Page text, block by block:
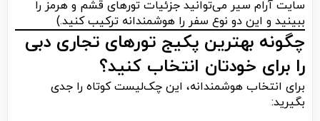
سایت آرام سیر می‌توانید جزئیات تورهای قشم و هرمز را
ببینید و این دو نوع سفر را هوشمندانه ترکیب کنید.)
چگونه بهترین پکیج تورهای تجاری دبی
را برای خودتان انتخاب کنید؟
برای انتخاب هوشمندانه، این چک‌لیست کوتاه را جدی
بگیرید: